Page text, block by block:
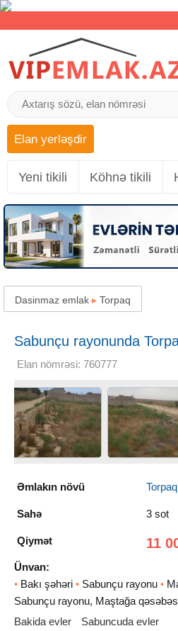
Elan yerləşdir
Yeni tikili Köhnə tikili
Dasinmaz emlak ▸ Torpaq
Sabunçu rayonunda
Elan nömrəsi: 760777
Əmlakın növü Torpaq
Sahə 3 sot
Qiymət 11
Ünvan:
• Bakı şəhəri • Sabunçu rayonu •
Sabunçu rayonu, Maştağa
Bakida evler
Sabuncuda evler